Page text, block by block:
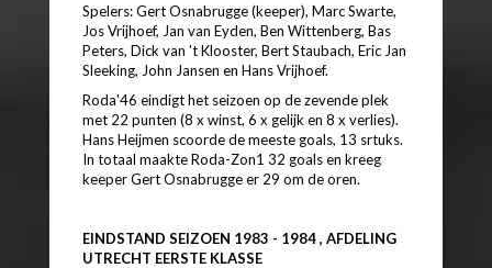
Spelers: Gert Osnabrugge (keeper), Marc Swarte,
Jos Vrijhoef, Jan van Eyden, Ben Wittenberg, Bas
Peters, Dick van 't Klooster, Bert Staubach, Eric Jan
Sleeking, John Jansen en Hans Vrijhoef.
Roda'46 eindigt het seizoen op de zevende plek
met 22 punten (8 x winst, 6 x gelijk en 8 x verlies).
Hans Heijmen scoorde de meeste goals, 13 srtuks.
In totaal maakte Roda-Zon1 32 goals en kreeg
keeper Gert Osnabrugge er 29 om de oren.
EINDSTAND SEIZOEN 1983 - 1984 , AFDELING
UTRECHT EERSTE KLASSE